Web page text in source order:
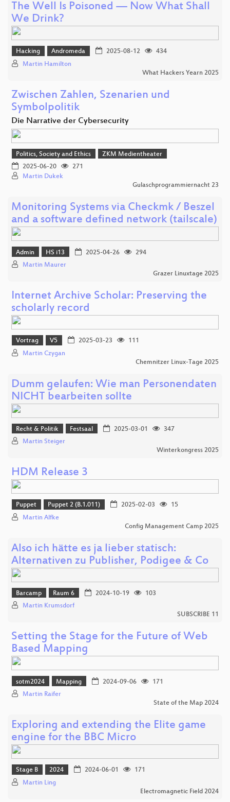
The Well Is Poisoned — Now What Shall
We Drink?
Hacking Andromeda 2025-08-12
434
Martin Hamilton
What Hackers Yearn 2025
Zwischen Zahlen, Szenarien und
Symbolpolitik
Die Narrative der Cybersecurity
Politics, Society and Ethics
ZKM Medientheater
2025-06-20
271
Martin Dukek
Gulaschprogrammiernacht 23
Monitoring Systems via Checkmk / Beszel
and a software defined network (tailscale)
Admin HS i13 2025-04-26
294
Martin Maurer
Grazer Linuxtage 2025
Internet Archive Scholar: Preserving the
scholarly record
Vortrag V5 2025-03-23
111
Martin Czygan
Chemnitzer Linux-Tage 2025
Dumm gelaufen: Wie man Personendaten
NICHT bearbeiten sollte
Recht & Politik Festsaal 2025-03-01
347
Martin Steiger
Winterkongress 2025
HDM Release 3
Puppet Puppet 2 (B.1.011) 2025-02-03
15
Martin Alfke
Config Management Camp 2025
Also ich hätte es ja lieber statisch:
Alternativen zu Publisher, Podigee & Co
Barcamp Raum 6 2024-10-19
103
Martin Krumsdorf
SUBSCRIBE 11
Setting the Stage for the Future of Web
Based Mapping
sotm2024 Mapping 2024-09-06
171
Martin Raifer
State of the Map 2024
Exploring and extending the Elite game
engine for the BBC Micro
Stage B 2024 2024-06-01
171
Martin Ling
Electromagnetic Field 2024